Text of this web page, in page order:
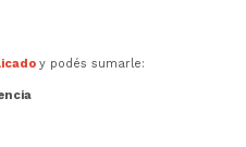
y podés sumarle: